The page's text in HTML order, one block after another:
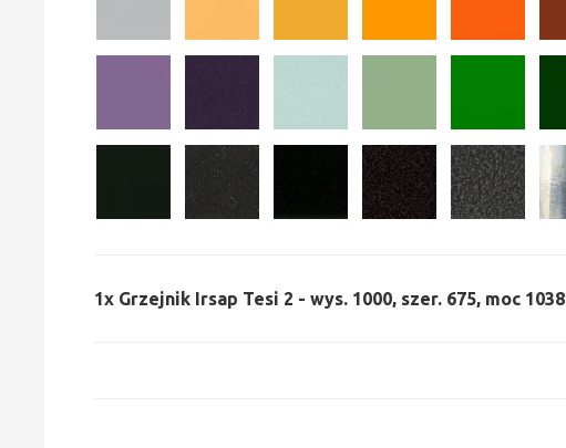
1x Grzejnik Irsap Tesi 2 - wys. 1000, szer. 675, moc 1038